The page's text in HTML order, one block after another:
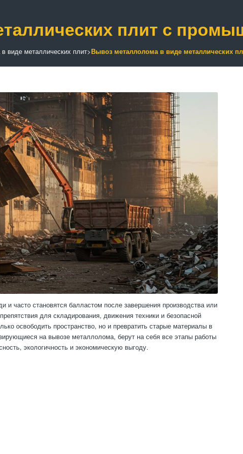
плит с
виде металлических плит>Вывоз металлолома в виде металлических
часто становятся балластом после завершения производства или
для складирования, движения техники и безопасной
освободить пространство, но и превратить старые материалы в
на вывозе металлолома, берут на себя все этапы работы
экологичность и экономическую выгоду.